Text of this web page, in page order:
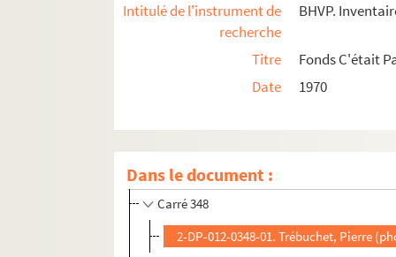
Intitulé de l'instrument de
recherche
BHVP.
Titre
Fonds C'était
Date
1970
Dans le document :
Carrés 341 à 346. 16earrondissement, Bois
4-EPF-012-1778-022. Plan de Paris
Carré 347
Carré 348
2-DP-012-0348-01. Trébuchet, Pierre